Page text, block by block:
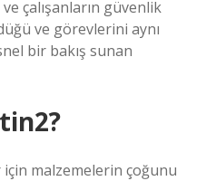
ve çalışanların güvenlik
ve görevlerini aynı
bir bakış sunan
için malzemelerin çoğunu